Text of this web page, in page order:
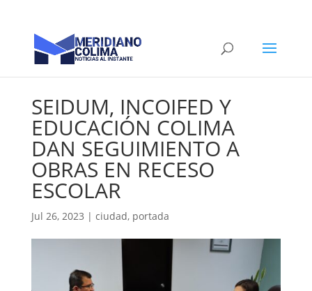
SEIDUM, INCOIFED Y
EDUCACIÓN COLIMA
DAN SEGUIMIENTO A
OBRAS EN RECESO
ESCOLAR
Jul 26, 2023 | ciudad, portada